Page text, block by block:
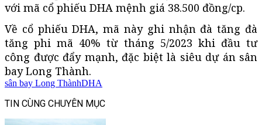
với mã cổ phiếu DHA mệnh giá 38.500 đồng/cp.
Về cổ phiếu DHA, mã này ghi nhận đà tăng đà
tăng phi mã 40% từ tháng 5/2023 khi đầu tư
công được đẩy mạnh, đặc biệt là siêu dự án sân
bay Long Thành.
sân bay Long ThànhDHA
TIN CÙNG CHUYÊN MỤC